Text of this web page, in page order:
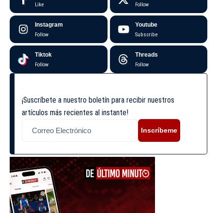
Like Follow
Instagram
Follow
Youtube
Subscribe
Tiktok
Follow
Threads
Follow
¡Suscríbete a nuestro boletín para recibir nuestros
artículos más recientes al instante!
Inscríbeme